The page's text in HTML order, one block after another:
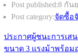
Post published:8 กัน
Post category:จัดซื้อ
ประกาศผู้ชนะการเส
ขนาด 3 เเรงม้าพร้อ